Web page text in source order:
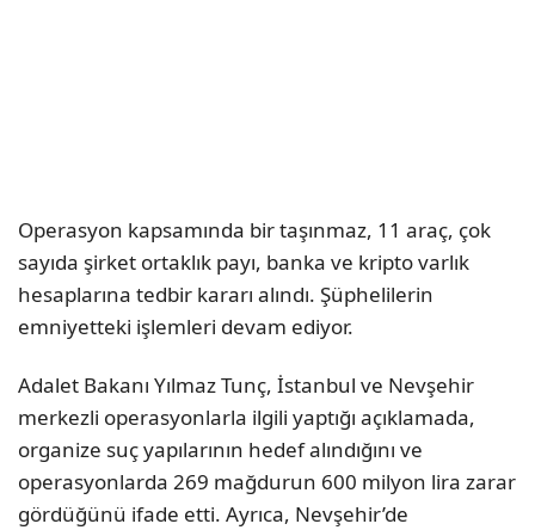
Operasyon kapsamında bir taşınmaz, 11 araç, çok
sayıda şirket ortaklık payı, banka ve kripto varlık
hesaplarına tedbir kararı alındı. Şüphelilerin
emniyetteki işlemleri devam ediyor.
Adalet Bakanı Yılmaz Tunç, İstanbul ve Nevşehir
merkezli operasyonlarla ilgili yaptığı açıklamada,
organize suç yapılarının hedef alındığını ve
operasyonlarda 269 mağdurun 600 milyon lira zarar
gördüğünü ifade etti. Ayrıca, Nevşehir’de